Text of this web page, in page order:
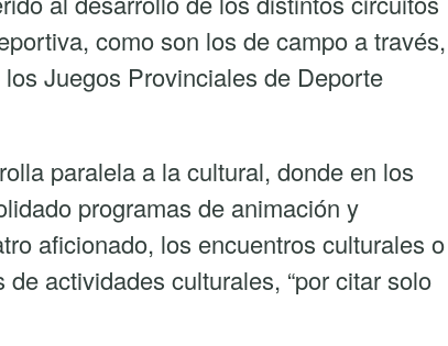
como son los de campo a través,
Juegos Provinciales de Deporte
paralela a la cultural, donde en los
programas de animación y
aficionado, los encuentros culturales o
actividades culturales, “por citar solo